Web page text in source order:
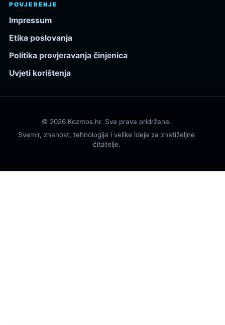
POVJERENJE
Impressum
Etika poslovanja
Politika provjeravanja činjenica
Uvjeti korištenja
© 2026 Kozmos.hr. Sva prava pridržana.
Svemir, znanost, tehnologija i velike ideje za znatiželjne
čitatelje.